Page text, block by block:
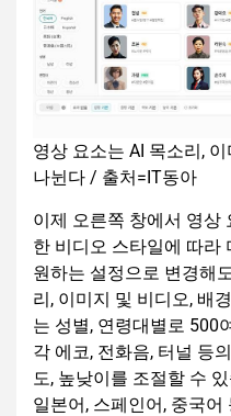
영상 요소는 AI 목소리,
나뉜다 / 출처=IT동아
이제 오른쪽 창에서 영상
한 비디오 스타일에 따라
원하는 설정으로 변경해
리, 이미지 및 비디오, 배
는 성별, 연령대별로 500
각 에코, 전화음, 터널 등
도, 높낮이를 조절할 수
일본어, 스페인어, 중국